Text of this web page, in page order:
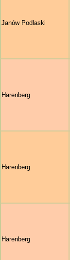
Janów Podlaski
Harenberg
Harenberg
Harenberg